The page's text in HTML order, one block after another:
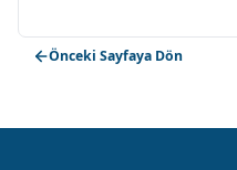
Önceki Sayfaya Dön